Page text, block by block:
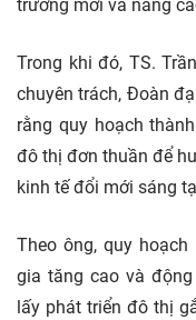
trưởng mới và nâng
Trong khi đó, TS.
chuyên trách, Đoàn
rằng quy hoạch
đô thị đơn thuần để
kinh tế đổi mới sáng
Theo ông, quy
gia tăng cao và
lấy phát triển đô thị